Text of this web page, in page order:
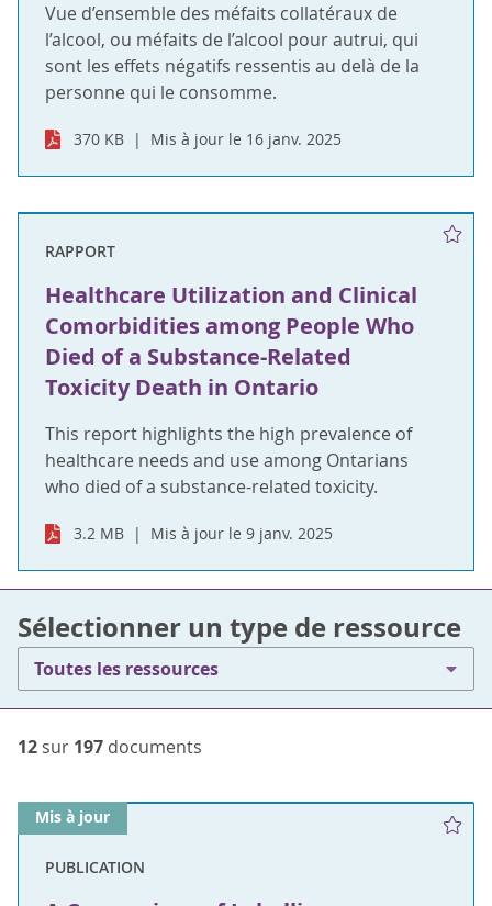
Vue d’ensemble des méfaits collatéraux de
l’alcool, ou méfaits de l’alcool pour autrui, qui
sont les effets négatifs ressentis au delà de la
personne qui le consomme.
370 KB Mis à jour le 16 janv. 2025
RAPPORT
Healthcare Utilization and Clinical
Comorbidities among People Who
Died of a Substance-Related
Toxicity Death in Ontario
This report highlights the high prevalence of
healthcare needs and use among Ontarians
who died of a substance-related toxicity.
3.2 MB Mis à jour le 9 janv. 2025
Sélectionner un type de ressource
Toutes les ressources
12 sur 197 documents
PUBLICATION
Mis à jour